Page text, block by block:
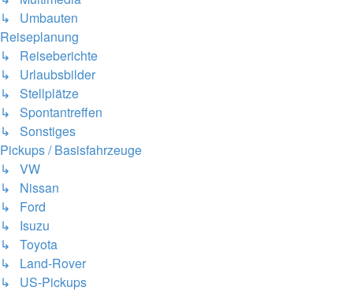
↳ Umbauten
Reiseplanung
↳ Reiseberichte
↳ Urlaubsbilder
↳ Stellplätze
↳ Spontantreffen
↳ Sonstiges
Pickups / Basisfahrzeuge
↳ VW
↳ Nissan
↳ Ford
↳ Isuzu
↳ Toyota
↳ Land-Rover
↳ US-Pickups